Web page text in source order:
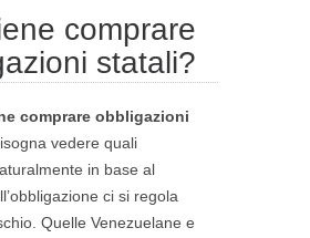
comprare
statali?
comprare obbligazioni
vedere quali
in base al
ci si regola
Quelle Venezuelane e